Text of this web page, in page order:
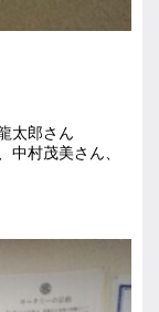
太郎さん
中村茂美さん、